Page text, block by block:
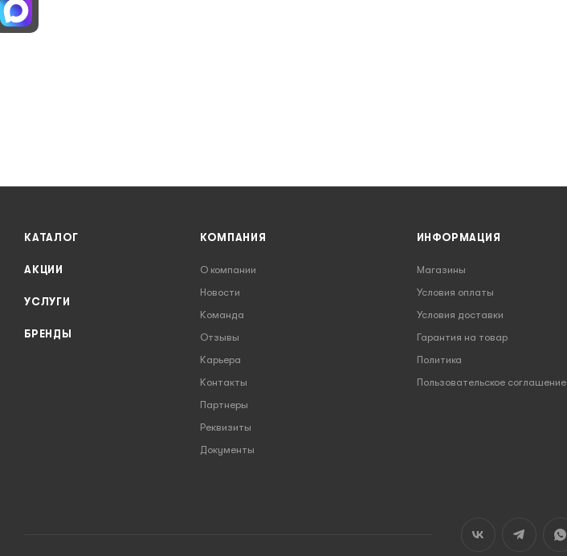
КАТАЛОГ
АКЦИИ
УСЛУГИ
БРЕНДЫ
КОМПАНИЯ
О компании
Новости
Команда
Отзывы
Карьера
Контакты
Партнеры
Реквизиты
Документы
ИНФОРМАЦИЯ
Магазины
Условия оплаты
Условия доставки
Гарантия на товар
Политика
Пользовательское соглашение